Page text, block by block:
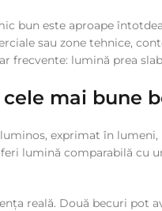
bun este aproape
sau zone tehnice,
frecvente: lumină prea
mai bune
exprimat în
lumină comparabilă cu
reală. Două becuri pot